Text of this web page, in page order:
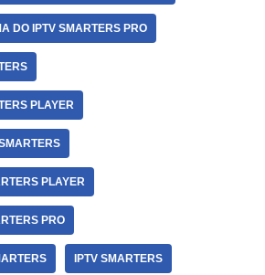
DO IPTV SMARTERS PRO
PLAYER
PLAYER
PRO
IPTV SMARTERS